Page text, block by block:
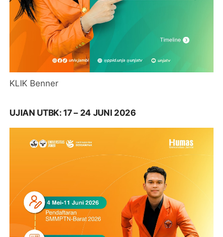
KLIK Benner
UJIAN UTBK: 17 – 24 JUNI 2026